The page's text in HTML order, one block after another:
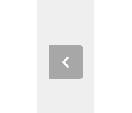
Previous